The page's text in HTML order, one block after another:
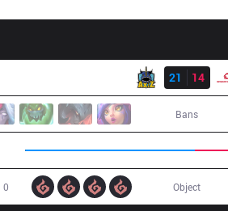
21
14
Bans
0 Object